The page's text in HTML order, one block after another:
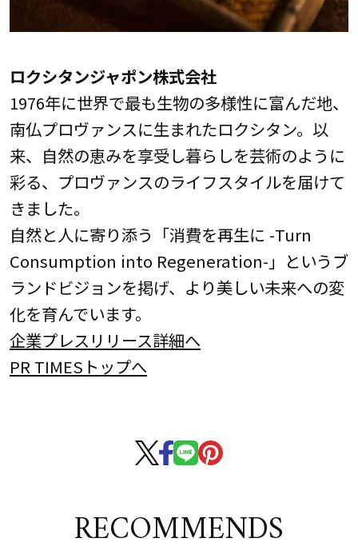
ロクシタンジャポン株式会社
1976年に世界で最も生物の多様性に富んだ地、
南仏プロヴァンスに生まれたロクシタン。以
来、自然の恵みを享受し暮らしを芸術のように
彩る、プロヴァンスのライフスタイルを届けて
きました。
自然と人に寄り添う「消費を再生に -Turn
Consumption into Regeneration-」というブ
ランドビジョンを掲げ、より美しい未来への変
化を育んでいます。
企業プレスリリース詳細へ
PR TIMESトップへ
RECOMMENDS